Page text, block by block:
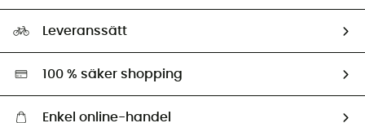
Ambassadörer
Miljöanpassat urval
Leveranssätt
100 % säker shopping
Enkel online-handel